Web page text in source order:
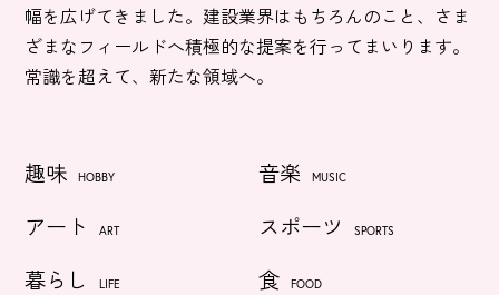
幅を広げてきました。建設業界はもちろんのこと、さま
ざまなフィールドへ積極的な提案を行ってまいります。
常識を超えて、新たな領域へ。
趣味 HOBBY 音楽 MUSIC
アート ART スポーツ SPORTS
暮らし LIFE 食 FOOD